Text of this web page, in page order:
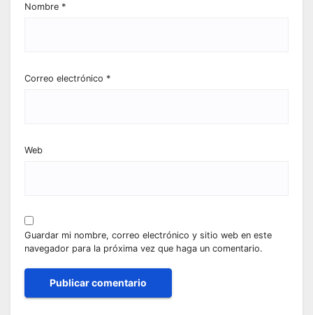
Nombre *
Correo electrónico *
Web
Guardar mi nombre, correo electrónico y sitio web en este
navegador para la próxima vez que haga un comentario.